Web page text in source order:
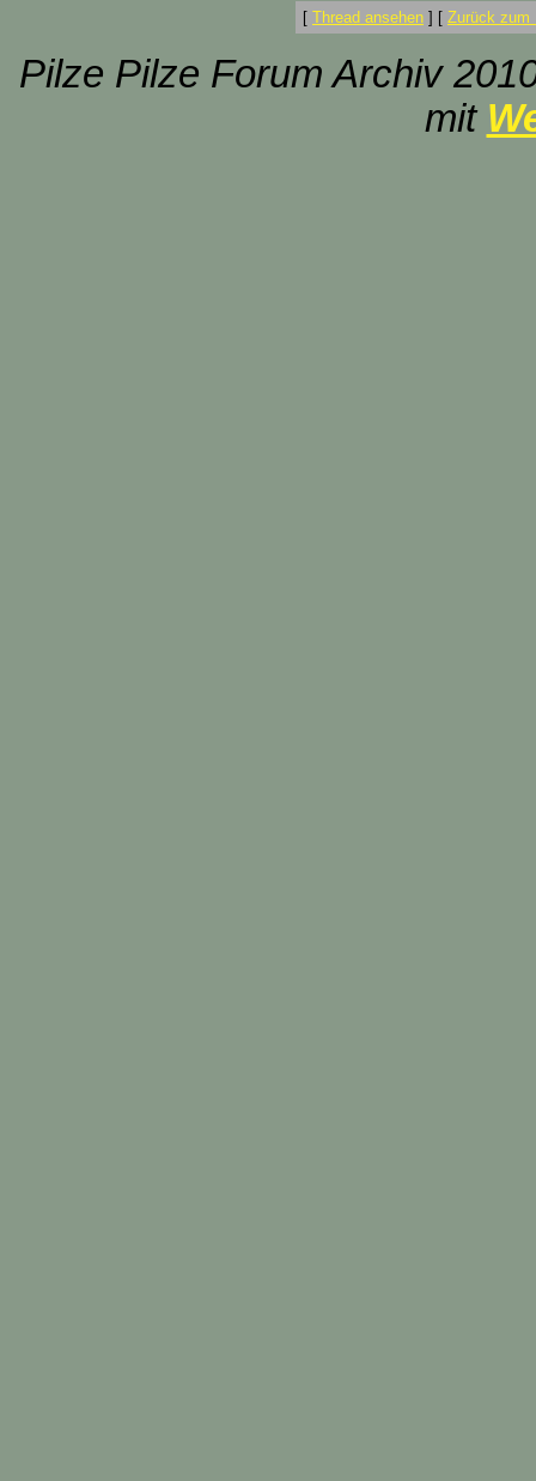
[ Thread ansehen ] [ Zurück zum
Pilze Pilze Forum Archiv
mit